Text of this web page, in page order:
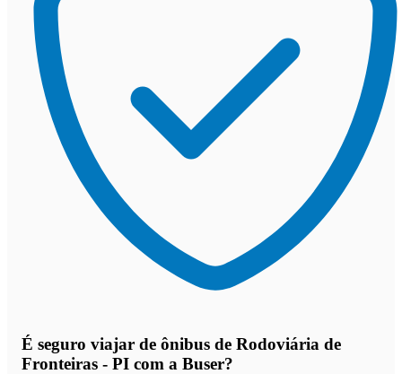
É seguro viajar de ônibus de Rodoviária de
Fronteiras - PI com a Buser?